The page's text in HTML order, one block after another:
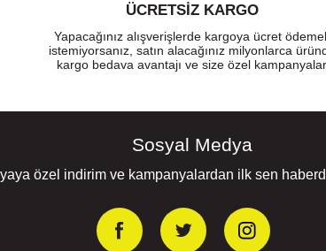
ÜCRETSIZ KARGO
Yapacağınız alışverişlerde kargoya ücret
istemiyorsanız, satın alacağınız milyonlarca
kargo bedava avantajı ve size özel kampanyalar
Sosyal Medya
özel indirim ve kampanyalardan ilk sen